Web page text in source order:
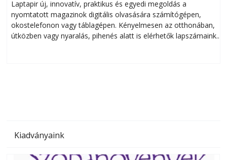
Laptapir új, innovatív, praktikus és egyedi megoldás a
nyomtatott magazinok digitális olvasására számítógépen,
okostelefonon vagy táblagépen. Kényelmesen az otthonában,
útközben vagy nyaralás, pihenés alatt is elérhetők lapszámaink.
Kiadványaink